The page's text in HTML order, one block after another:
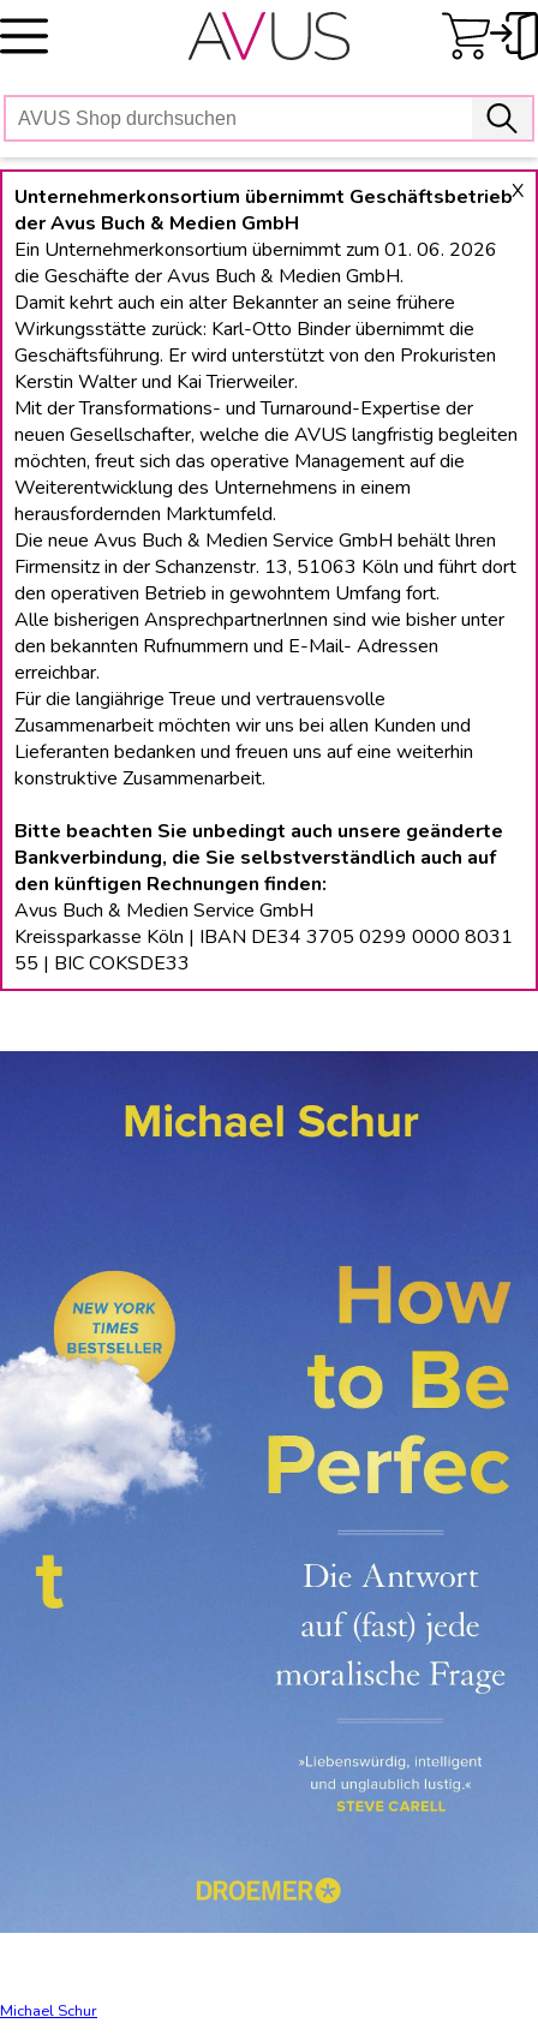
Skip
to
X
Unternehmerkonsortium übernimmt Geschäftsbetrieb
der Avus Buch & Medien GmbH
Ein Unternehmerkonsortium übernimmt zum 01. 06. 2026
die Geschäfte der Avus Buch & Medien GmbH.
Damit kehrt auch ein alter Bekannter an seine frühere
Wirkungsstätte zurück: Karl-Otto Binder übernimmt die
Geschäftsführung. Er wird unterstützt von den Prokuristen
Kerstin Walter und Kai Trierweiler.
Mit der Transformations- und Turnaround-Expertise der
neuen Gesellschafter, welche die AVUS langfristig begleiten
möchten, freut sich das operative Management auf die
Weiterentwicklung des Unternehmens in einem
herausfordernden Marktumfeld.
Die neue Avus Buch & Medien Service GmbH behält lhren
Firmensitz in der Schanzenstr. 13, 51063 Köln und führt dort
den operativen Betrieb in gewohntem Umfang fort.
Alle bisherigen Ansprechpartnerlnnen sind wie bisher unter
den bekannten Rufnummern und E-Mail- Adressen
erreichbar.
Für die langiährige Treue und vertrauensvolle
Zusammenarbeit möchten wir uns bei allen Kunden und
Lieferanten bedanken und freuen uns auf eine weiterhin
konstruktive Zusammenarbeit.
Bitte beachten Sie unbedingt auch unsere geänderte
Bankverbindung, die Sie selbstverständlich auch auf
den künftigen Rechnungen finden:
Avus Buch & Medien Service GmbH
Kreissparkasse Köln | IBAN DE34 3705 0299 0000 8031
55 | BIC COKSDE33
Michael Schur